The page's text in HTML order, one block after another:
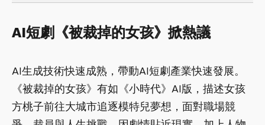
AI短劇《被裁掉的女孩》掀熱議
AI生成技術快速成熟，帶動AI短劇產業快速發展。
《被裁掉的女孩》有如《小時代》AI版，描述女孩
方桃子前往大城市追逐模特兒夢想，面對職場競